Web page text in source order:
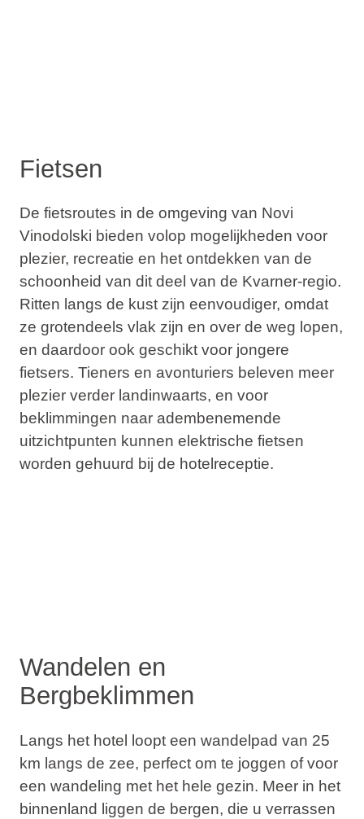
Fietsen
De fietsroutes in de omgeving van Novi
Vinodolski bieden volop mogelijkheden voor
plezier, recreatie en het ontdekken van de
schoonheid van dit deel van de Kvarner-regio.
Ritten langs de kust zijn eenvoudiger, omdat
ze grotendeels vlak zijn en over de weg lopen,
en daardoor ook geschikt voor jongere
fietsers. Tieners en avonturiers beleven meer
plezier verder landinwaarts, en voor
beklimmingen naar adembenemende
uitzichtpunten kunnen elektrische fietsen
worden gehuurd bij de hotelreceptie.
Wandelen en
Bergbeklimmen
Langs het hotel loopt een wandelpad van 25
km langs de zee, perfect om te joggen of voor
een wandeling met het hele gezin. Meer in het
binnenland liggen de bergen, die u verrassen